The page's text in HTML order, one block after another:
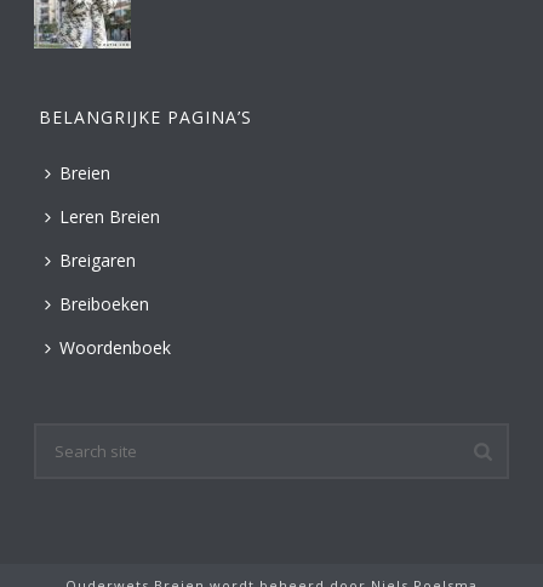
BELANGRIJKE PAGINA’S
Breien
Leren Breien
Breigaren
Breiboeken
Woordenboek